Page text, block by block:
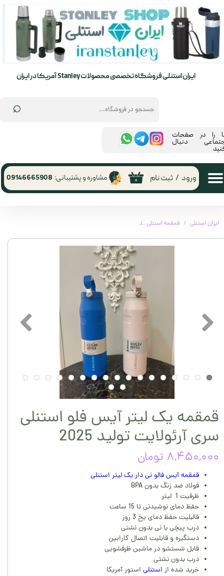
⌕
ایران استنلی فروشگاه تخصصی محصولات Stanley آمریکا در ایران
۰ ورود / ثبت نام
حساب کاربری من
تغییر گذر واژه
مشاوره و پشتیبانی: 09146665908
را در صفحات
دنبال
ایران استنلی قمقمه استنلی
قمقمه یک لیتر آیس فلو استنلی
سری آرئولایت تولید 2025
۸,۴۵۰,۰۰۰ تومان
قمقمه آیس فالو نی دار یک لیتر استنلی
فولاد ضد زنگ بدون BPA
ظرفیت 1 لیتر
حفظ دمای نوشیدنی تا 15 ساعت
قالبلیت حفظ دمای یخ 3 روز
درب پیچی با نی بدون نشتی
دستگیره و قابلیت اتصال کارابین
قابل شستشو در ماشین ظرفشویی
درب بدون نشتی
خرید شده از استنلی استور آمریکا